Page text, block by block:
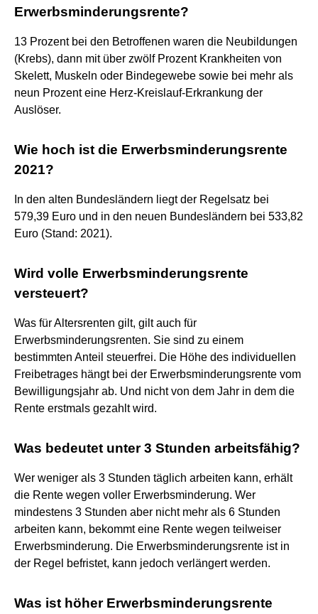
Erwerbsminderungsrente?
13 Prozent bei den Betroffenen waren die Neubildungen
(Krebs), dann mit über zwölf Prozent Krankheiten von
Skelett, Muskeln oder Bindegewebe sowie bei mehr als
neun Prozent eine Herz-Kreislauf-Erkrankung der
Auslöser.
Wie hoch ist die Erwerbsminderungsrente
2021?
In den alten Bundesländern liegt der Regelsatz bei
579,39 Euro und in den neuen Bundesländern bei 533,82
Euro (Stand: 2021).
Wird volle Erwerbsminderungsrente
versteuert?
Was für Altersrenten gilt, gilt auch für
Erwerbsminderungsrenten. Sie sind zu einem
bestimmten Anteil steuerfrei. Die Höhe des individuellen
Freibetrages hängt bei der Erwerbsminderungsrente vom
Bewilligungsjahr ab. Und nicht von dem Jahr in dem die
Rente erstmals gezahlt wird.
Was bedeutet unter 3 Stunden arbeitsfähig?
Wer weniger als 3 Stunden täglich arbeiten kann, erhält
die Rente wegen voller Erwerbsminderung. Wer
mindestens 3 Stunden aber nicht mehr als 6 Stunden
arbeiten kann, bekommt eine Rente wegen teilweiser
Erwerbsminderung. Die Erwerbsminderungsrente ist in
der Regel befristet, kann jedoch verlängert werden.
Was ist höher Erwerbsminderungsrente